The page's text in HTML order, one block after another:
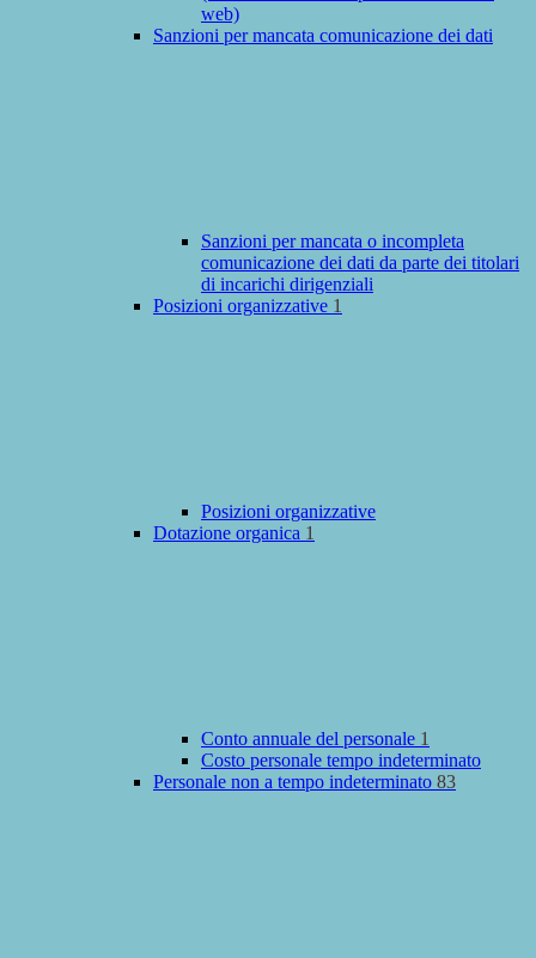
web)
Sanzioni per mancata comunicazione dei dati
Sanzioni per mancata o incompleta
comunicazione dei dati da parte dei titolari
di incarichi dirigenziali
Posizioni organizzative 1
Posizioni organizzative
Dotazione organica 1
Conto annuale del personale 1
Costo personale tempo indeterminato
Personale non a tempo indeterminato 83